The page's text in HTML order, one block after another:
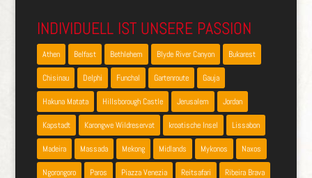
INDIVIDUELL IST UNSERE PASSION
Athen Belfast Bethlehem Blyde River Canyon Bukarest
Chisinau Delphi Funchal Gartenroute Gauja
Hakuna Matata Hillsborough Castle Jerusalem Jordan
Kapstadt Karongwe Wildreservat kroatische Insel Lissabon
Madeira Massada Mekong Midlands Mykonos Naxos
Ngorongoro Paros Piazza Venezia Reitsafari Ribeira Brava